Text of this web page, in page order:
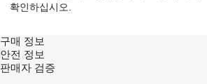
확인하십시오.
구매 정보
안전 정보
판매자 검증